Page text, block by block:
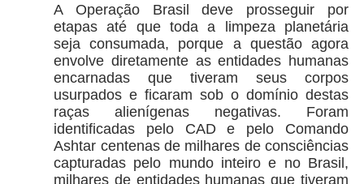
A Operação Brasil deve prosseguir por
etapas até que toda a limpeza planetária
seja consumada, porque a questão agora
envolve diretamente as entidades humanas
encarnadas que tiveram seus corpos
usurpados e ficaram sob o domínio destas
raças alienígenas negativas. Foram
identificadas pelo CAD e pelo Comando
Ashtar centenas de milhares de consciências
capturadas pelo mundo inteiro e no Brasil,
milhares de entidades humanas que tiveram